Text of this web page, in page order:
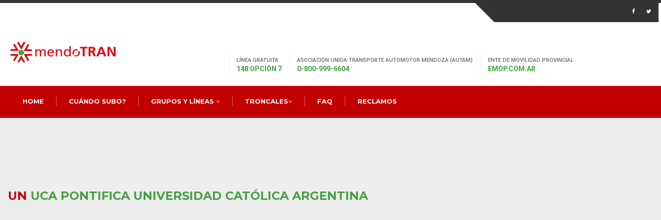
LÍNEA GRATUITA
148 OPCIÓN 7
ASOCIACIÓN UNIDA TRANSPORTE AUTOMOTOR MENDOZA (AUTAM)
0-800-999-6604
ENTE DE MOVILIDAD PROVINCIAL
EMOP.COM.AR
HOME CUÁNDO SUBO? GRUPOS Y LÍNEAS TRONCALES FAQ RECLAMOS
UN UCA PONTIFICA UNIVERSIDAD CATÓLICA ARGENTINA